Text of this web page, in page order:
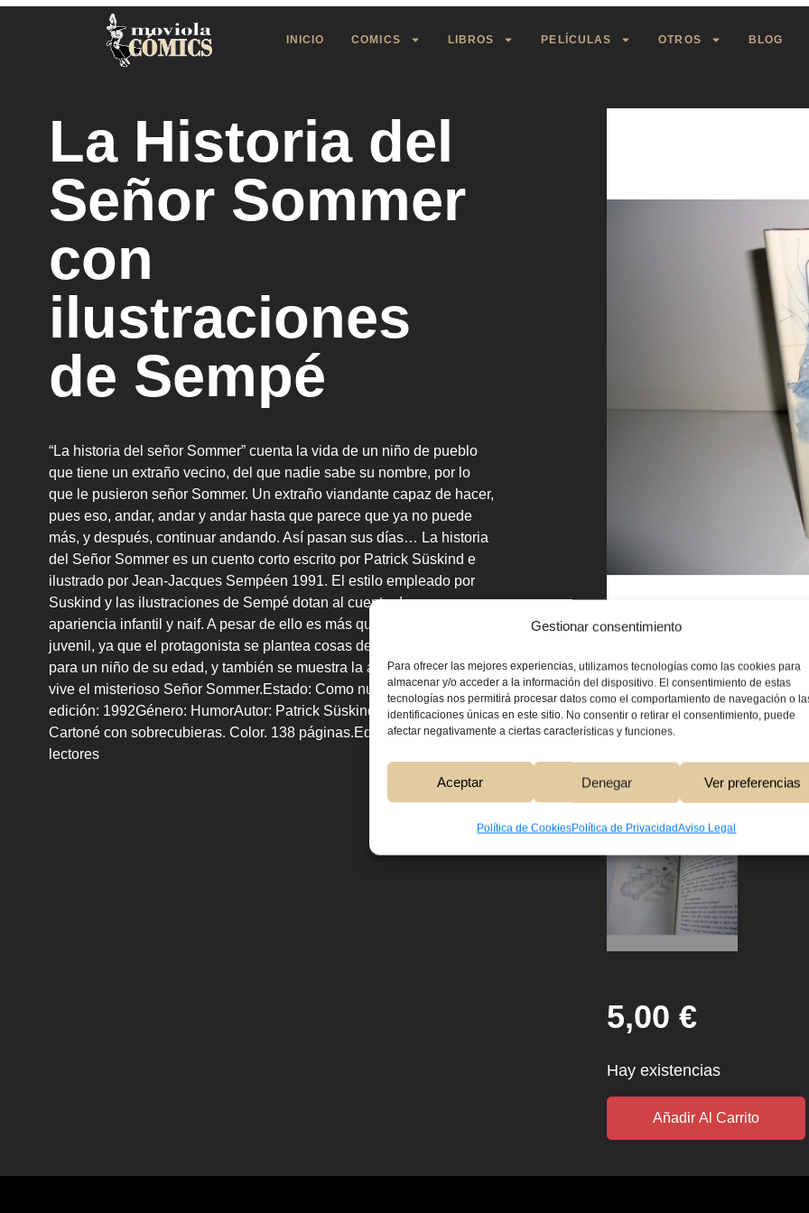
Gestionar consentimiento
Para ofrecer las mejores experiencias, utilizamos tecnologías como las cookies para
almacenar y/o acceder a la información del dispositivo. El consentimiento de estas
tecnologías nos permitirá procesar datos como el comportamiento de navegación o
identificaciones únicas en este sitio. No consentir o retirar el consentimiento, puede
afectar negativamente a ciertas características y funciones.
Aceptar Denegar Ver preferencias
Política de CookiesPolítica de PrivacidadAviso Legal
INICIO COMICS LIBROS PELÍCULAS OTROS BLOG
La Historia del
Señor Sommer
con
ilustraciones
de Sempé
“La historia del señor Sommer” cuenta la vida de un niño de pueblo
que tiene un extraño vecino, del que nadie sabe su nombre, por lo
que le pusieron señor Sommer. Un extraño viandante capaz de hacer,
pues eso, andar, andar y andar hasta que parece que ya no puede
más, y después, continuar andando. Así pasan sus días… La historia
del Señor Sommer es un cuento corto escrito por Patrick Süskind e
ilustrado por Jean-Jacques Sempéen 1991. El estilo empleado por
Suskind y las ilustraciones de Sempé dotan al cuento de una
apariencia infantil y naif. A pesar de ello es más que un cuento
juvenil, ya que el protagonista se plantea cosas demasiado profundas
para un niño de su edad, y también se muestra la angustia con la que
vive el misterioso Señor Sommer.Estado: Como nuevoAño
edición: 1992Género: HumorAutor: Patrick Süskind
Elaboración:
Cartoné con sobrecubieras. Color. 138 páginas.Editorial:Círculo de
lectores
5,00 €
Hay existencias
Añadir Al Carrito